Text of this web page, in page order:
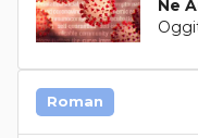
Ne
Roman